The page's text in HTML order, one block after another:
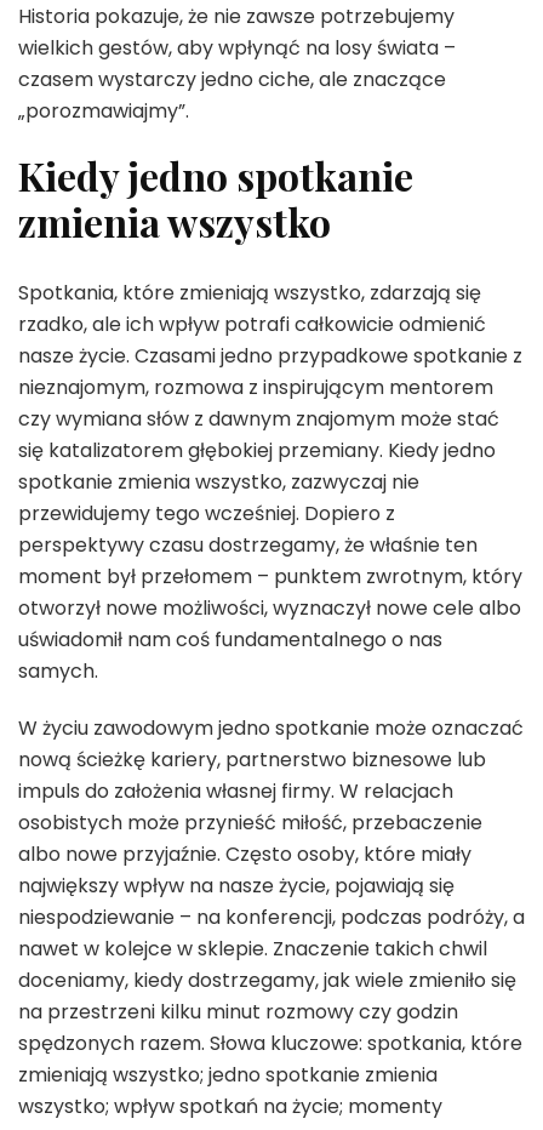
Historia pokazuje, że nie zawsze potrzebujemy
wielkich gestów, aby wpłynąć na losy świata –
czasem wystarczy jedno ciche, ale znaczące
„porozmawiajmy”.
Kiedy jedno spotkanie
zmienia wszystko
Spotkania, które zmieniają wszystko, zdarzają się
rzadko, ale ich wpływ potrafi całkowicie odmienić
nasze życie. Czasami jedno przypadkowe spotkanie z
nieznajomym, rozmowa z inspirującym mentorem
czy wymiana słów z dawnym znajomym może stać
się katalizatorem głębokiej przemiany. Kiedy jedno
spotkanie zmienia wszystko, zazwyczaj nie
przewidujemy tego wcześniej. Dopiero z
perspektywy czasu dostrzegamy, że właśnie ten
moment był przełomem – punktem zwrotnym, który
otworzył nowe możliwości, wyznaczył nowe cele albo
uświadomił nam coś fundamentalnego o nas
samych.
W życiu zawodowym jedno spotkanie może oznaczać
nową ścieżkę kariery, partnerstwo biznesowe lub
impuls do założenia własnej firmy. W relacjach
osobistych może przynieść miłość, przebaczenie
albo nowe przyjaźnie. Często osoby, które miały
największy wpływ na nasze życie, pojawiają się
niespodziewanie – na konferencji, podczas podróży, a
nawet w kolejce w sklepie. Znaczenie takich chwil
doceniamy, kiedy dostrzegamy, jak wiele zmieniło się
na przestrzeni kilku minut rozmowy czy godzin
spędzonych razem. Słowa kluczowe: spotkania, które
zmieniają wszystko; jedno spotkanie zmienia
wszystko; wpływ spotkań na życie; momenty